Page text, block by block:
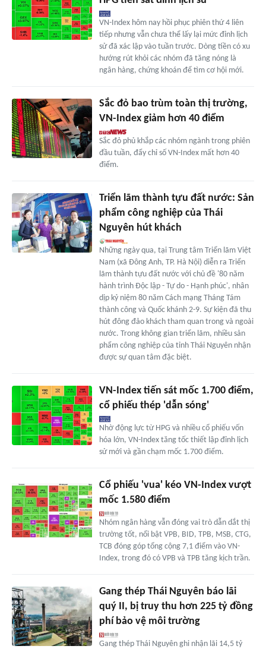
VN-Index hôm nay hồi phục phiên thứ 4 liên
tiếp nhưng vẫn chưa thể lấy lại mức đỉnh lịch
sử đã xác lập vào tuần trước. Dòng tiền có xu
hướng rút khỏi các nhóm đã tăng nóng là
ngân hàng, chứng khoán để tìm cơ hội mới.
Sắc đỏ bao trùm toàn thị trường,
VN-Index giảm hơn 40 điểm
Sắc đỏ phủ khắp các nhóm ngành trong phiên
đầu tuần, đẩy chỉ số VN-Index mất hơn 40
điểm.
Triển lãm thành tựu đất nước: Sản
phẩm công nghiệp của Thái
Nguyên hút khách
Những ngày qua, tại Trung tâm Triển lãm Việt
Nam (xã Đông Anh, TP. Hà Nội) diễn ra Triển
lãm thành tựu đất nước với chủ đề '80 năm
hành trình Độc lập - Tự do - Hạnh phúc', nhân
dịp kỷ niệm 80 năm Cách mạng Tháng Tám
thành công và Quốc khánh 2-9. Sự kiện đã thu
hút đông đảo khách tham quan trong và ngoài
nước. Trong không gian triển lãm, nhiều sản
phẩm công nghiệp của tỉnh Thái Nguyên nhận
được sự quan tâm đặc biệt.
VN-Index tiến sát mốc 1.700 điểm,
cổ phiếu thép 'dẫn sóng'
Nhờ động lực từ HPG và nhiều cổ phiếu vốn
hóa lớn, VN-Index tăng tốc thiết lập đỉnh lịch
sử mới và gần chạm mốc 1.700 điểm.
Cổ phiếu 'vua' kéo VN-Index vượt
mốc 1.580 điểm
Nhóm ngân hàng vẫn đóng vai trò dẫn dắt thị
trường tốt, nổi bật VPB, BID, TPB, MSB, CTG,
TCB đóng góp tổng cộng 7,1 điểm vào VN-
Index, trong đó có VPB và TPB tăng kịch trần.
Gang thép Thái Nguyên báo lãi
quý II, bị truy thu hơn 225 tỷ đồng
phí bảo vệ môi trường
Gang thép Thái Nguyên ghi nhận lãi 14,5 tỷ